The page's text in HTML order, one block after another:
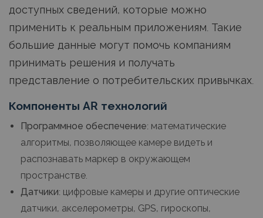
доступных сведений, которые можно
применить к реальным приложениям. Такие
большие данные могут помочь компаниям
принимать решения и получать
представление о потребительских привычках.
Компоненты AR технологий
Программное обеспечение: математические
алгоритмы, позволяющее камере видеть и
распознавать маркер в окружающем
пространстве.
Датчики: цифровые камеры и другие оптические
датчики, акселерометры, GPS, гироскопы,